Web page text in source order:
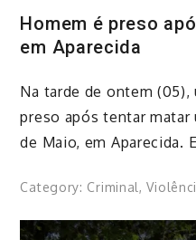
Homem é preso
em Aparecida
Na tarde de ontem (05),
preso após tentar matar
de Maio, em Aparecida.
Category: Criminal,